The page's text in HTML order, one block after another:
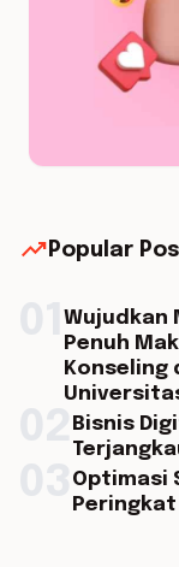
trending_up Popular
Wujudkan
Penuh
Konseling
Bisnis
Optimasi